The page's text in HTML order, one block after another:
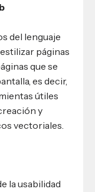
del lenguaje
páginas
que se
es decir,
útiles
y
vectoriales.
la usabilidad